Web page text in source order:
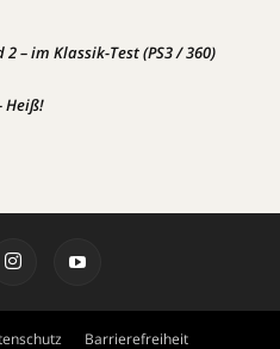
– im Klassik-Test (PS3 / 360)
Heiß!
Barrierefreiheit